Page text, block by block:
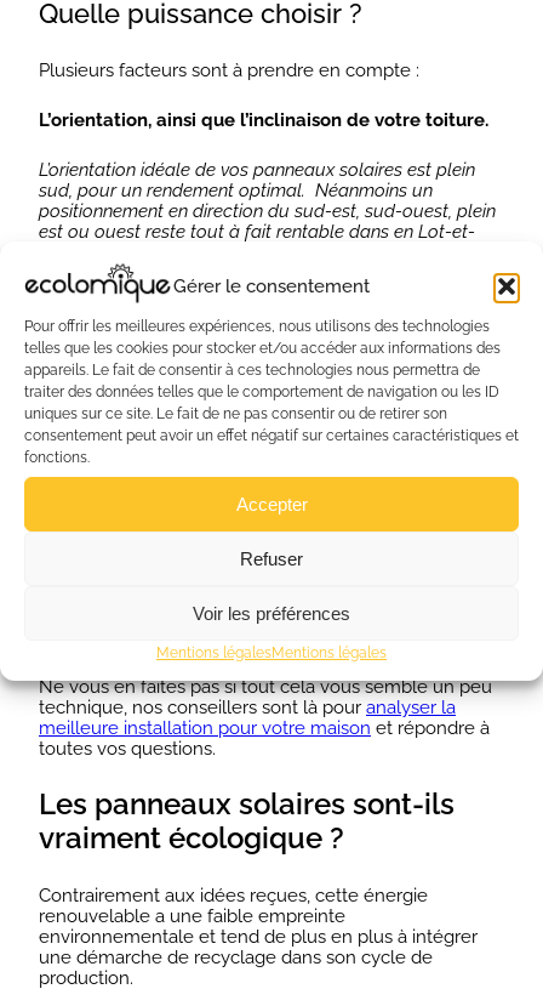
Gérer le consentement
Pour offrir les meilleures expériences, nous utilisons des technologies
telles que les cookies pour stocker et/ou accéder aux informations des
appareils. Le fait de consentir à ces technologies nous permettra de
traiter des données telles que le comportement de navigation ou les ID
uniques sur ce site. Le fait de ne pas consentir ou de retirer son
consentement peut avoir un effet négatif sur certaines caractéristiques et
fonctions.
Accepter
Refuser
Voir les préférences
Mentions légalesMentions légales
Quelle puissance choisir ?
Plusieurs facteurs sont à prendre en compte :
L’orientation, ainsi que l’inclinaison de votre toiture.
L’orientation idéale de vos panneaux solaires est plein
sud, pour un rendement optimal. Néanmoins un
positionnement en direction du sud-est, sud-ouest, plein
est ou ouest reste tout à fait rentable dans en Lot-et-
Les masques solaires présents sur votre toiture.
Les masques solaires sont tous les éléments qui
viendraient créer une ombre sur votre toiture à un
moment ou un autre au cours de la journée. Un arbre, la
maison du voisin, toutes les ombres viendront réduire la
puissance de vos panneaux photovoltaïques et doivent
être pris en compte.
Votre besoin annuel en kWh
Avant de se lancer dans le projet de kit photovoltaïque, il
répondre à vos besoins si vous souhaitez baisser votre
Ne vous en faites pas si tout cela vous semble un peu
technique, nos conseillers sont là pour analyser la
meilleure installation pour votre maison et répondre à
toutes vos questions.
Les panneaux solaires sont-ils
vraiment écologique ?
Contrairement aux idées reçues, cette énergie
renouvelable a une faible empreinte
environnementale et tend de plus en plus à intégrer
une démarche de recyclage dans son cycle de
production.